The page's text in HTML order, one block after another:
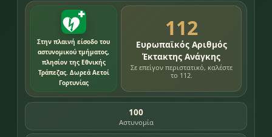
Στην πλαινή είσοδο του
αστυνομικού τμήματος,
πλησίον της Εθνικής
Τράπεζας. Δωρεά Αετοί
Γορτυνίας
112
Ευρωπαϊκός Αριθμός
Έκτακτης Ανάγκης
Σε επείγον περιστατικό, καλέστε
το 112.
100
Αστυνομία